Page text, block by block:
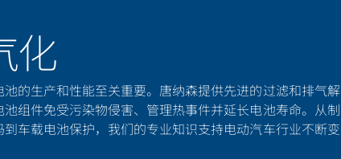
化
的生产和性能至关重要。唐纳森提供先进的过滤和排气解
组件免受污染物侵害、管理热事件并延长电池寿命。从制
车载电池保护，我们的专业知识支持电动汽车行业不断变